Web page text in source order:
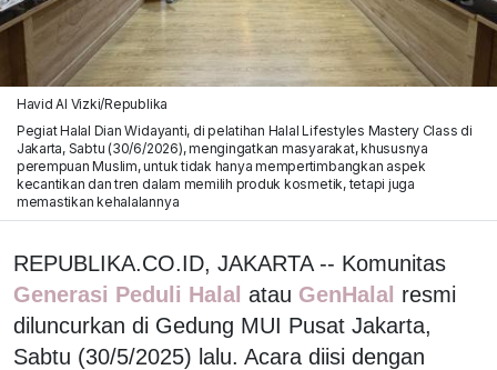
Havid Al Vizki/Republika
Pegiat Halal Dian Widayanti, di pelatihan Halal Lifestyles Mastery Class di
Jakarta, Sabtu (30/6/2026), mengingatkan masyarakat, khususnya
perempuan Muslim, untuk tidak hanya mempertimbangkan aspek
kecantikan dan tren dalam memilih produk kosmetik, tetapi juga
memastikan kehalalannya
REPUBLIKA.CO.ID, JAKARTA -- Komunitas
Generasi Peduli Halal atau GenHalal resmi
diluncurkan di Gedung MUI Pusat Jakarta,
Sabtu (30/5/2025) lalu. Acara diisi dengan